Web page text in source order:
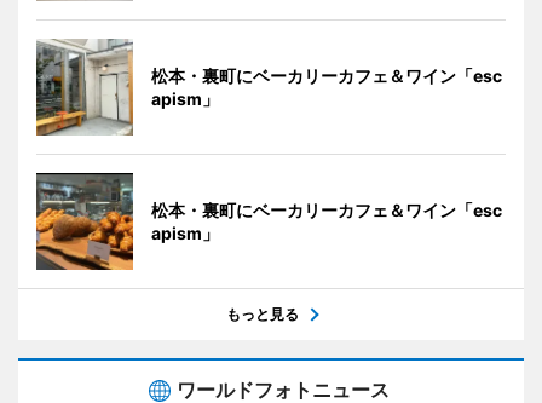
松本・裏町にベーカリーカフェ＆ワイン「esc
apism」
松本・裏町にベーカリーカフェ＆ワイン「esc
apism」
もっと見る
ワールドフォトニュース